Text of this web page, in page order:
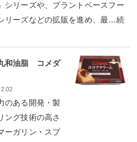
シリーズや、プラントベースフー
リーズなどの拡販を進め、最…続
和油脂 コメダ
のある開発・製
ング技術の高さ
ーガリン・スプ